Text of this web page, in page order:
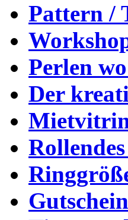
Pattern /
Perlen
Der